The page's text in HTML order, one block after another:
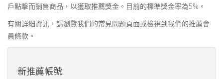
戶點擊而銷售商品，以獲取推薦獎金。目前的標準獎金率為5%。
有關詳細資訊，請瀏覽我們的常見問題頁面或檢視到我們的推薦會
員條款。
新推薦帳號